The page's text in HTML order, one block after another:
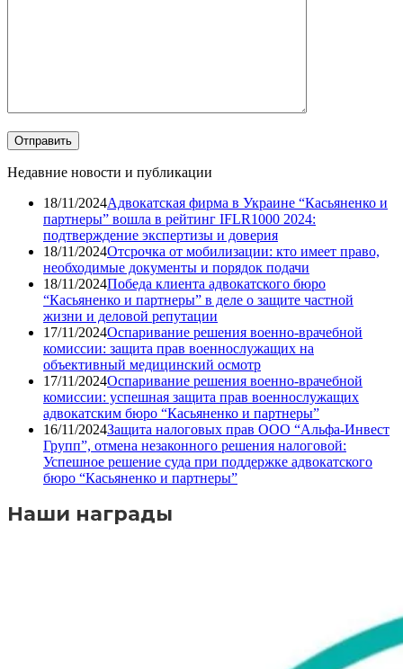
Недавние новости и публикации
18/11/2024Адвокатская фирма в Украине “Касьяненко и
партнеры” вошла в рейтинг IFLR1000 2024:
подтверждение экспертизы и доверия
18/11/2024Отсрочка от мобилизации: кто имеет право,
необходимые документы и порядок подачи
18/11/2024Победа клиента адвокатского бюро
“Касьяненко и партнеры” в деле о защите частной
жизни и деловой репутации
17/11/2024Оспаривание решения военно-врачебной
комиссии: защита прав военнослужащих на
объективный медицинский осмотр
17/11/2024Оспаривание решения военно-врачебной
комиссии: успешная защита прав военнослужащих
адвокатским бюро “Касьяненко и партнеры”
16/11/2024Защита налоговых прав ООО “Альфа-Инвест
Групп”, отмена незаконного решения налоговой:
Успешное решение суда при поддержке адвокатского
бюро “Касьяненко и партнеры”
Наши награды